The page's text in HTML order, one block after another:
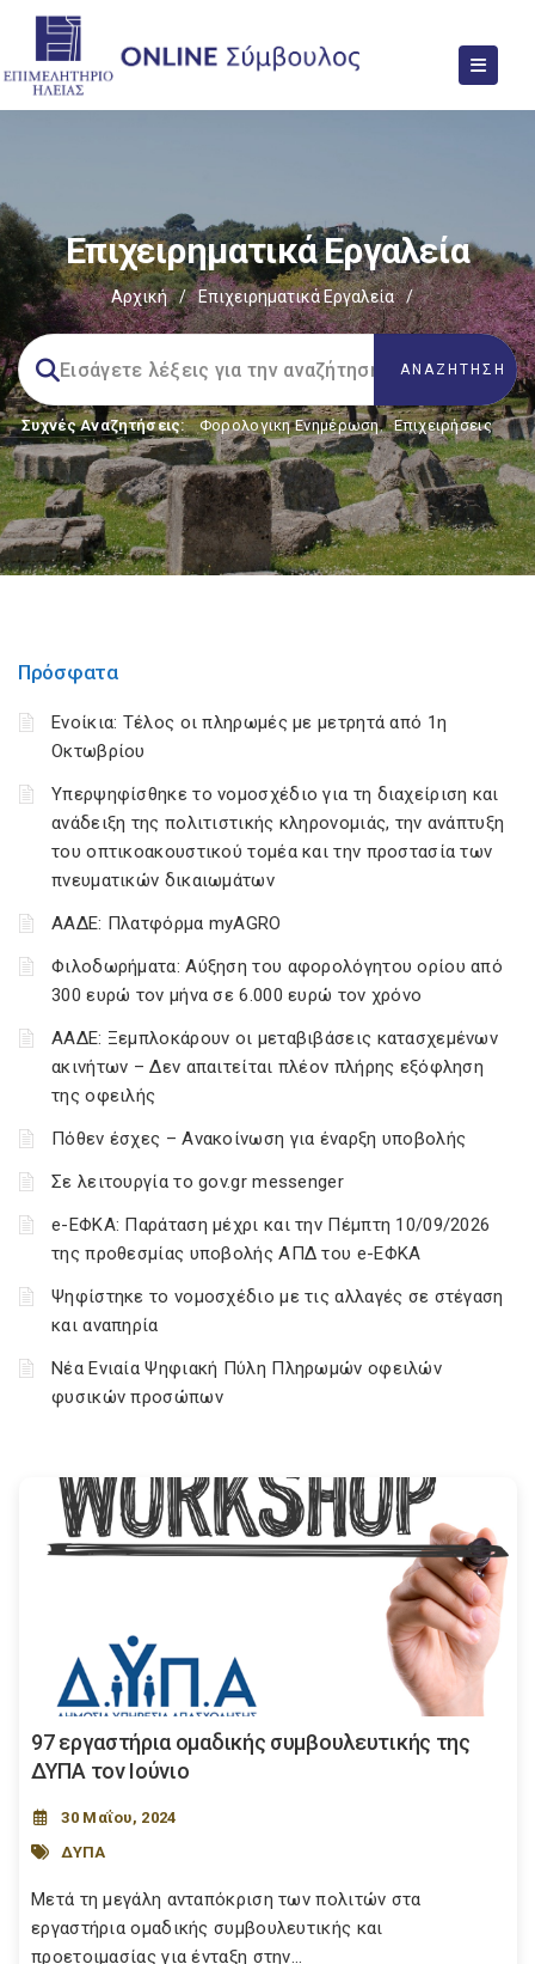
Επιχειρηματικά Εργαλεία
Αρχική / Επιχειρηματικά Εργαλεία /
Συχνές Αναζητήσεις: Φορολογικη Ενημέρωση, Επιχειρήσεις
Πρόσφατα
Ενοίκια: Τέλος οι πληρωμές με μετρητά από 1η
Οκτωβρίου
Υπερψηφίσθηκε το νομοσχέδιο για τη διαχείριση και
ανάδειξη της πολιτιστικής κληρονομιάς, την ανάπτυξη
του οπτικοακουστικού τομέα και την προστασία των
πνευματικών δικαιωμάτων
ΑΑΔΕ: Πλατφόρμα myAGRO
Φιλοδωρήματα: Αύξηση του αφορολόγητου ορίου από
300 ευρώ τον μήνα σε 6.000 ευρώ τον χρόνο
ΑΑΔΕ: Ξεμπλοκάρουν οι μεταβιβάσεις κατασχεμένων
ακινήτων – Δεν απαιτείται πλέον πλήρης εξόφληση
της οφειλής
Πόθεν έσχες – Ανακοίνωση για έναρξη υποβολής
Σε λειτουργία το gov.gr messenger
e-ΕΦΚΑ: Παράταση μέχρι και την Πέμπτη 10/09/2026
της προθεσμίας υποβολής ΑΠΔ του e-ΕΦΚΑ
Ψηφίστηκε το νομοσχέδιο με τις αλλαγές σε στέγαση
και αναπηρία
Νέα Ενιαία Ψηφιακή Πύλη Πληρωμών οφειλών
φυσικών προσώπων
97 εργαστήρια ομαδικής συμβουλευτικής της
ΔΥΠΑ τον Ιούνιο
30 Μαΐου, 2024
ΔΥΠΑ
Μετά τη μεγάλη ανταπόκριση των πολιτών στα
εργαστήρια ομαδικής συμβουλευτικής και
προετοιμασίας για ένταξη στην...